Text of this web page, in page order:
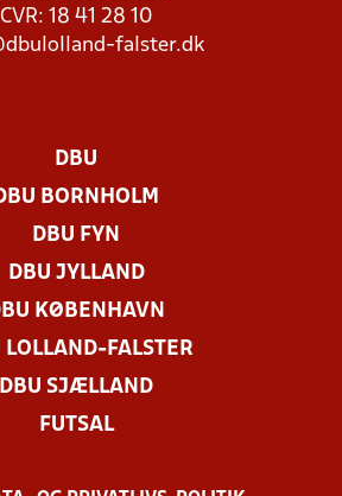
CVR: 18 41 28 10
falster.dk
DBU
BORNHOLM
DBU FYN
DBU JYLLAND
KØBENHAVN
LOLLAND-FALSTER
DBU SJÆLLAND
FUTSAL